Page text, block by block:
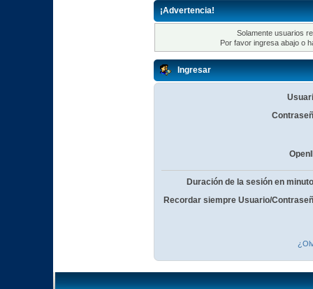
¡Advertencia!
Solamente usuarios
Por favor ingresa abajo o
Ingresar
Duración de la sesión en
Recordar siempre Usuario/